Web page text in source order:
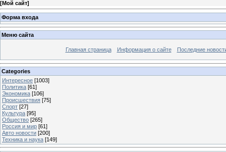
[Мой сайт]
Форма входа
Меню сайта
Главная страница Информация о сайте Последние
Categories
Интересное [1003]
Политика [61]
Экономика [106]
Происшествия [75]
Спорт [27]
Культура [95]
Общество [265]
Россия и мир [61]
Авто новости [200]
Техника и наука [149]